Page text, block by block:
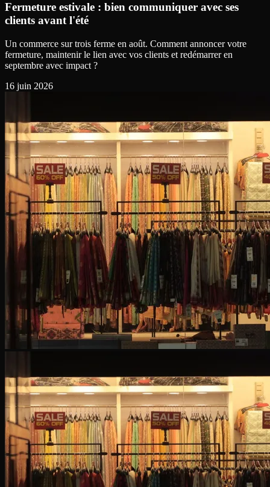
Fermeture estivale : bien communiquer avec ses
clients avant l'été
Un commerce sur trois ferme en août. Comment annoncer votre
fermeture, maintenir le lien avec vos clients et redémarrer en
septembre avec impact ?
16 juin 2026